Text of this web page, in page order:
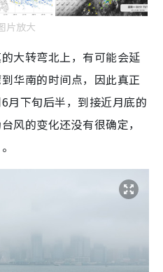
片放大
大转弯北上，有可能会延
华南的时间点，因此真正
下旬后半，到接近月底的
风的变化还没有很确定，